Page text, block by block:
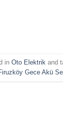
in Oto Elektrik and
Gece Akü